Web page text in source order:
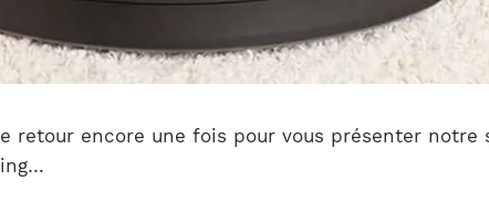
retour encore une fois pour vous présenter notre